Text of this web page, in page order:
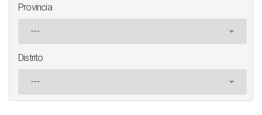
Provincia
Distrito